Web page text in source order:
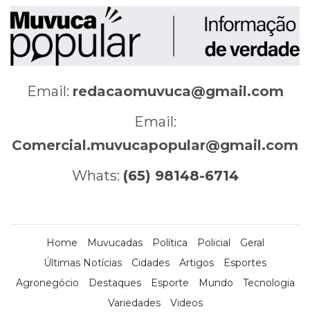
Email: redacaomuvuca@gmail.com
Email:
Comercial.muvucapopular@gmail.com
Whats: (65) 98148-6714
Home Muvucadas Política Policial
Geral
Últimas Notícias
Cidades Artigos
Esportes
Agronegócio
Destaques Esporte Mundo
Tecnologia
Variedades
Videos